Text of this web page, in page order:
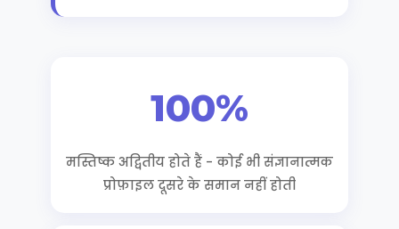
100%
मस्तिष्क अद्वितीय होते हैं - कोई भी संज्ञानात्मक
प्रोफ़ाइल दूसरे के समान नहीं होती